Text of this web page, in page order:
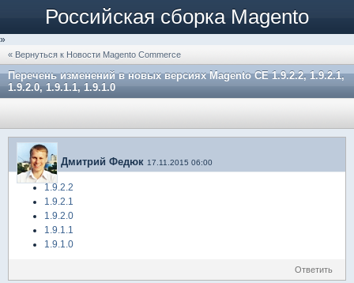
Российская сборка Magento
»
« Вернуться к Новости Magento Commerce
Перечень изменений в новых версиях Magento CE 1.9.2.2, 1.9.2.1,
1.9.2.0, 1.9.1.1, 1.9.1.0
Дмитрий Федюк 17.11.2015 06:00
1.9.2.2
1.9.2.1
1.9.2.0
1.9.1.1
1.9.1.0
Ответить